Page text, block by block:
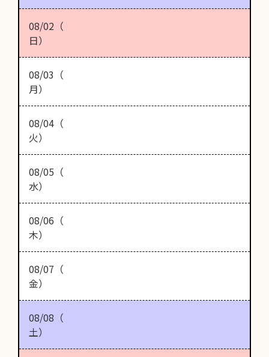
08/02（
日）
08/03（
月）
08/04（
火）
08/05（
水）
08/06（
木）
08/07（
金）
08/08（
土）